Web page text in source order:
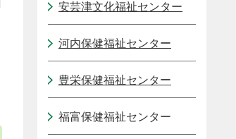
安芸津文化福祉センター
河内保健福祉センター
豊栄保健福祉センター
福富保健福祉センター